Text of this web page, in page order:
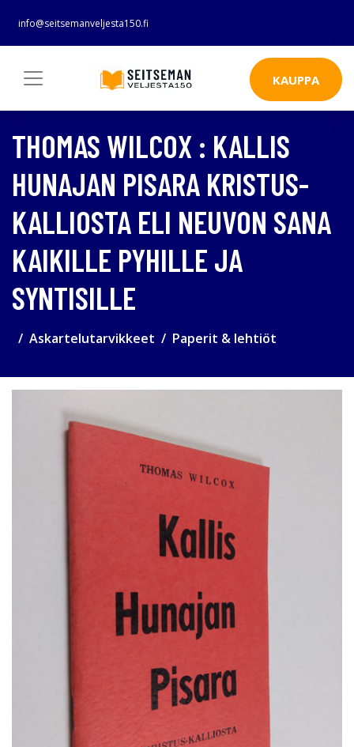
info@seitsemanveljesta150.fi
KAUPPA
THOMAS WILCOX : KALLIS
HUNAJAN PISARA KRISTUS-
KALLIOSTA ELI NEUVON SANA
KAIKILLE PYHILLE JA
SYNTISILLE
Askartelutarvikkeet Paperit & lehtiöt